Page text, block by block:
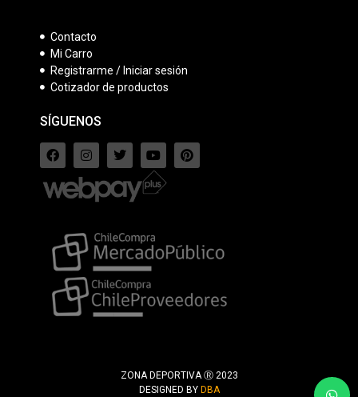
Contacto
Mi Carro
Registrarme / Iniciar sesión
Cotizador de productos
SÍGUENOS
ZONA DEPORTIVA Ⓡ 2023
DESIGNED BY DBA